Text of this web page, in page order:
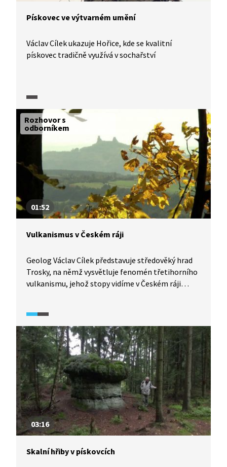
Pískovec ve výtvarném umění
Václav Cílek ukazuje Hořice, kde se kvalitní
pískovec tradičně využívá v sochařství
Rozhovor s
odborníkem
01:52
Vulkanismus v Českém ráji
Geolog Václav Cílek představuje středověký hrad
Trosky, na němž vysvětluje fenomén třetihorního
vulkanismu, jehož stopy vidíme v Českém ráji
03:16
Skalní hřiby v pískovcích